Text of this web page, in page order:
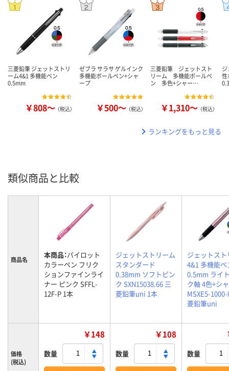
三菱鉛筆 ジェットストリ
ーム4&1 多機能ペン
0.5mm
￥808～ （税込）
ゼブラ サラサ ゲルインク
多機能ボールペン+シャ
ープ
￥500～ （税込）
三菱鉛筆 ジェットスト
リーム 多機能ボールペ
ン 多色+シャー…
￥1,310～ （税込）
ランキングをもっと見る
類似商品と比較
商品名 本商品：パイロット
カラーペン フリク
ションファインライ
ナー ピンク SFFL-
12F-P 1本
ジェットストリーム
スタンダード
0.38mm ソフトピン
ク SXN15038.66 三
菱鉛筆uni 1本
ジェットス
4&1 多機能ペ
0.5mm ライ
ク軸 4色+シ
MSXE5-
菱鉛筆uni
価格
(税込)
￥148
数量
￥108
数量 数量